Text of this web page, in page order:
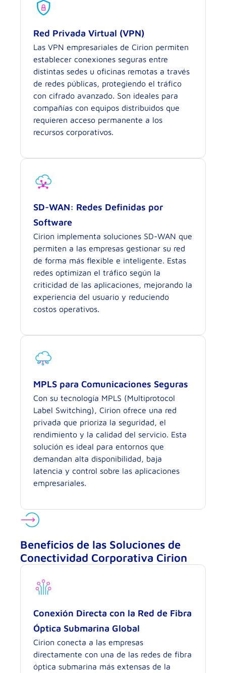
Red Privada Virtual (VPN)
Las VPN empresariales de Cirion permiten
establecer conexiones seguras entre
distintas sedes u oficinas remotas a través
de redes públicas, protegiendo el tráfico
con cifrado avanzado. Son ideales para
compañías con equipos distribuidos que
requieren acceso permanente a los
recursos corporativos.
SD-WAN: Redes Definidas por
Software
Cirion implementa soluciones SD-WAN que
permiten a las empresas gestionar su red
de forma más flexible e inteligente. Estas
redes optimizan el tráfico según la
criticidad de las aplicaciones, mejorando la
experiencia del usuario y reduciendo
costos operativos.
MPLS para Comunicaciones Seguras
Con su tecnología MPLS (Multiprotocol
Label Switching), Cirion ofrece una red
privada que prioriza la seguridad, el
rendimiento y la calidad del servicio. Esta
solución es ideal para entornos que
demandan alta disponibilidad, baja
latencia y control sobre las aplicaciones
empresariales.
Beneficios de las Soluciones de
Conectividad Corporativa Cirion
Conexión Directa con la Red de Fibra
Óptica Submarina Global
Cirion conecta a las empresas
directamente con una de las redes de fibra
óptica submarina más extensas de la